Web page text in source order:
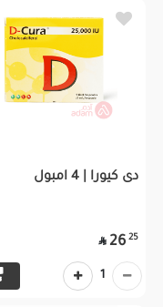
دى كيورا | 4 امبول
25
26

1